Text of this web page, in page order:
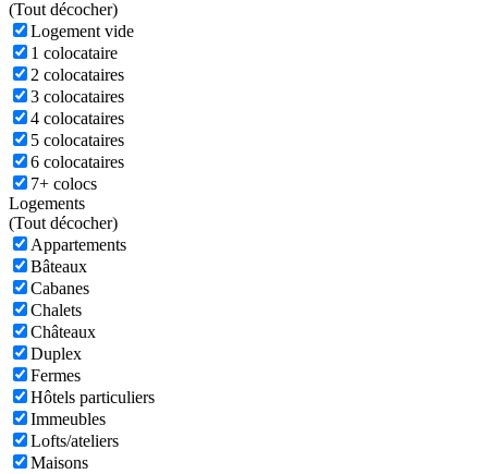
(Tout décocher)
Logement vide
1 colocataire
2 colocataires
3 colocataires
4 colocataires
5 colocataires
6 colocataires
7+ colocs
Logements
(Tout décocher)
Appartements
Bâteaux
Cabanes
Chalets
Châteaux
Duplex
Fermes
Hôtels particuliers
Immeubles
Lofts/ateliers
Maisons